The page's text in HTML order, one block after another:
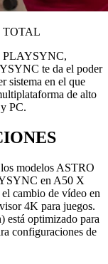
TOTAL
PLAYSYNC,
te da el poder
sistema en el que
de alto
PC.
modelos ASTRO
en A50 X
cambio de vídeo en
4K para juegos.
optimizado para
configuraciones de